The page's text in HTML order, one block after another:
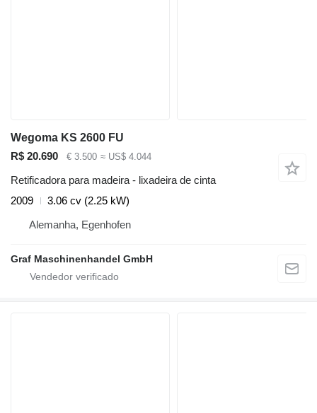
Wegoma KS 2600 FU
R$ 20.690
€ 3.500 ≈ US$ 4.044
Retificadora para madeira - lixadeira de cinta
2009
3.06 cv (2.25 kW)
Alemanha, Egenhofen
Graf Maschinenhandel GmbH